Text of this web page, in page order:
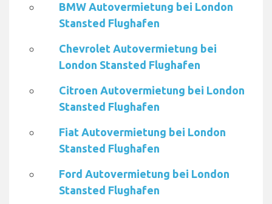
BMW Autovermietung bei London
Stansted Flughafen
Chevrolet Autovermietung bei
London Stansted Flughafen
Citroen Autovermietung bei London
Stansted Flughafen
Fiat Autovermietung bei London
Stansted Flughafen
Ford Autovermietung bei London
Stansted Flughafen